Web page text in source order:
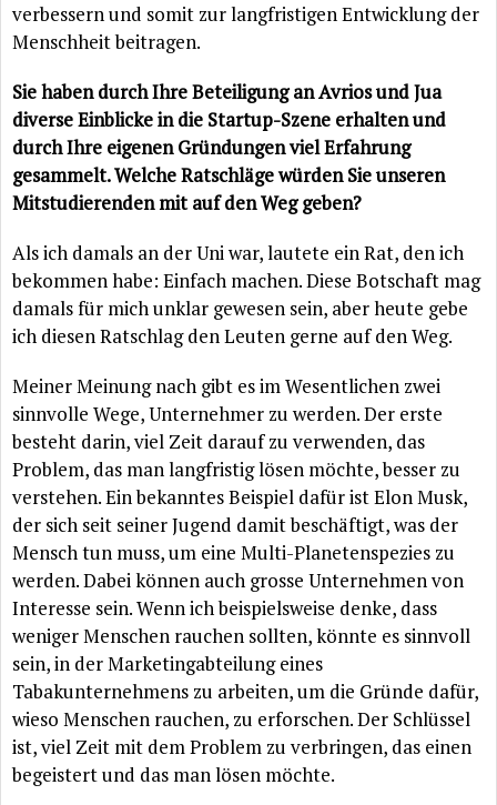
verbessern und somit zur langfristigen Entwicklung der
Menschheit beitragen.
Sie haben durch Ihre Beteiligung an Avrios und Jua
diverse Einblicke in die Startup-Szene erhalten und
durch Ihre eigenen Gründungen viel Erfahrung
gesammelt. Welche Ratschläge würden Sie unseren
Mitstudierenden mit auf den Weg geben?
Als ich damals an der Uni war, lautete ein Rat, den ich
bekommen habe: Einfach machen. Diese Botschaft mag
damals für mich unklar gewesen sein, aber heute gebe
ich diesen Ratschlag den Leuten gerne auf den Weg.
Meiner Meinung nach gibt es im Wesentlichen zwei
sinnvolle Wege, Unternehmer zu werden. Der erste
besteht darin, viel Zeit darauf zu verwenden, das
Problem, das man langfristig lösen möchte, besser zu
verstehen. Ein bekanntes Beispiel dafür ist Elon Musk,
der sich seit seiner Jugend damit beschäftigt, was der
Mensch tun muss, um eine Multi-Planetenspezies zu
werden. Dabei können auch grosse Unternehmen von
Interesse sein. Wenn ich beispielsweise denke, dass
weniger Menschen rauchen sollten, könnte es sinnvoll
sein, in der Marketingabteilung eines
Tabakunternehmens zu arbeiten, um die Gründe dafür,
wieso Menschen rauchen, zu erforschen. Der Schlüssel
ist, viel Zeit mit dem Problem zu verbringen, das einen
begeistert und das man lösen möchte.